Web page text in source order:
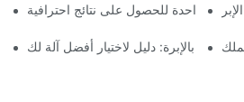
بإبرة واحدة للحصول على نتائج احترافية
بالإبرة: دليل لاختيار أفضل آلة لك